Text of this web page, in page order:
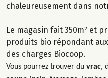
chaleureusement dans
Le magasin fait 350m² et
produits bio répondant
des charges Biocoop.
Vous pourrez trouver du vrac,